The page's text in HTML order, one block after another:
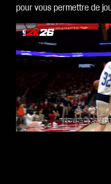
pour vous permettre de